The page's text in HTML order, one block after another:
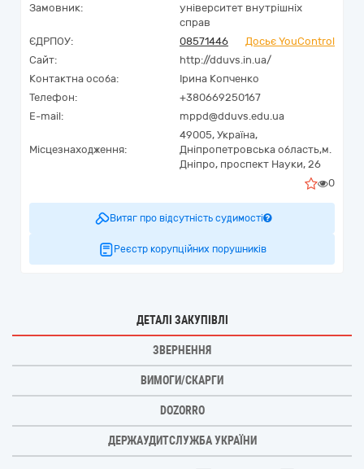
Замовник:
університет внутрішніх
справ
ЄДРПОУ:
08571446
Досьє YouControl
Сайт:
http://dduvs.in.ua/
Контактна особа:
Ірина Копченко
Телефон:
+380669250167
E-mail:
mppd@dduvs.edu.ua
Місцезнаходження:
49005, Україна,
Дніпропетровська область,м.
Дніпро, проспект Науки, 26
0
Витяг про відсутність судимості
Реєстр корупційних порушників
ДЕТАЛІ ЗАКУПІВЛІ
ЗВЕРНЕННЯ
ВИМОГИ/СКАРГИ
DOZORRO
ДЕРЖАУДИТСЛУЖБА УКРАЇНИ